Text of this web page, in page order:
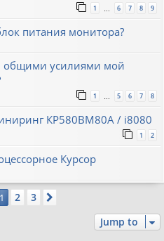
1 6 7 8 9
питания монитора?
общими усилиями мой
1 … 5 6 7 8
КР580ВМ80А / i8080
1 2
Курсор
1 2 3
Jump to